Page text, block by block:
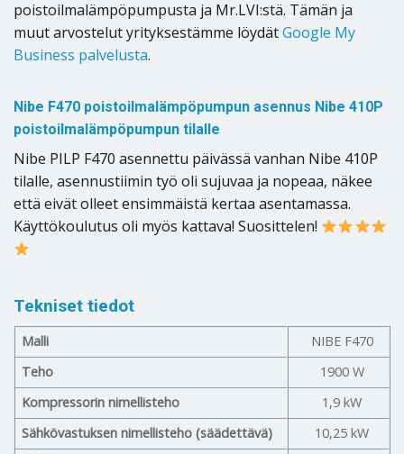
poistoilmalämpöpumpusta ja Mr.LVI:stä. Tämän ja
muut arvostelut yrityksestämme löydätGoogle My
Business palvelusta.
Nibe F470 poistoilmalämpöpumpun asennus Nibe 410P
poistoilmalämpöpumpun tilalle
Nibe PILP F470 asennettu päivässä vanhan Nibe 410P
tilalle, asennustiimin työ oli sujuvaa ja nopeaa, näkee
että eivät olleet ensimmäistä kertaa asentamassa.
Käyttökoulutus oli myös kattava! Suosittelen!
Tekniset tiedot
Malli
NIBE F470
Teho
1900 W
Kompressorin nimellisteho
1,9 kW
Sähkövastuksen nimellisteho (säädettävä)
10,25 kW